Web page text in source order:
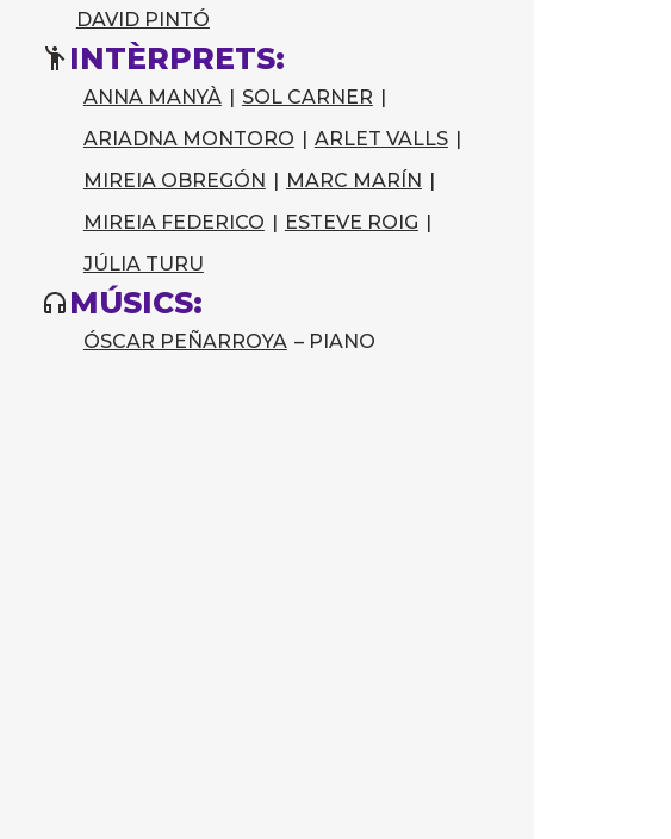
DAVID PINTÓ
INTÈRPRETS:
ANNA MANYÀ | SOL CARNER |
ARIADNA MONTORO | ARLET VALLS |
MIREIA OBREGÓN | MARC MARÍN |
MIREIA FEDERICO | ESTEVE ROIG |
JÚLIA TURU
MÚSICS:
ÓSCAR PEÑARROYA – PIANO